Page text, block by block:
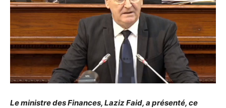
Le ministre des Finances, Laziz Faid, a présenté, ce